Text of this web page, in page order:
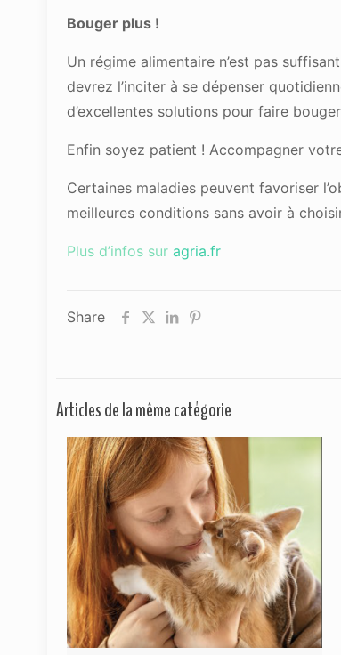
Bouger plus !
Un régime alimentaire n’est pas
devrez l’inciter à se dépenser
d’excellentes solutions pour faire
Enfin soyez patient ! Accompagner
Certaines maladies peuvent favoriser
meilleures conditions sans avoir à
Plus d’infos sur agria.fr
Share
Articles de la même catégorie